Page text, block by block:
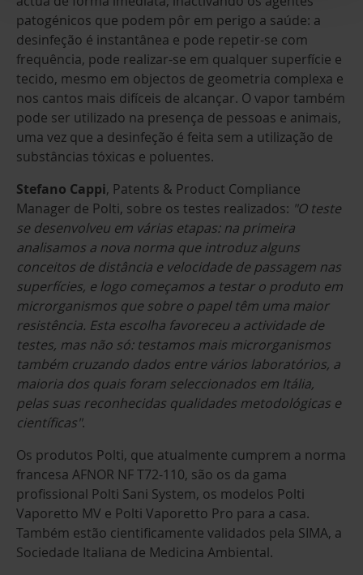
patogénicos que podem pôr em perigo a saúde: a
desinfeção é instantânea e pode repetir-se com
frequência, pode realizar-se em qualquer superfície e
tecido, mesmo em objectos de geometria complexa e
nos cantos mais difíceis de alcançar. O vapor também
pode ser utilizado na presença de pessoas e animais,
uma vez que a desinfeção é feita sem a utilização de
substâncias tóxicas e poluentes.
Stefano Cappi, Patents & Product Compliance
Manager de Polti, sobre os testes realizados: "O teste
se desenvolveu em várias etapas: na primeira
analisamos a nova norma que introduz alguns
conceitos de distância e velocidade de passagem nas
superfícies, e logo começamos a testar o produto em
microrganismos que sobre o papel têm uma maior
resistência. Esta escolha favoreceu a actividade de
testes, mas não só: testamos mais microrganismos
também cruzando dados entre vários laboratórios, a
maioria dos quais foram seleccionados em Itália,
pelas suas reconhecidas qualidades metodológicas e
científicas".
Os produtos Polti, que atualmente cumprem a norma
francesa AFNOR NF T72-110, são os da gama
profissional Polti Sani System, os modelos Polti
Vaporetto MV e Polti Vaporetto Pro para a casa.
Também estão cientificamente validados pela SIMA, a
Sociedade Italiana de Medicina Ambiental.